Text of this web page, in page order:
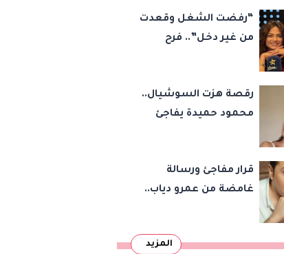
“رفضت الشغل وقعدت
من غير دخل”.. فرح
اختفائها
رقصة هزت السوشيال..
محمود حميدة يفاجئ
«حرب الفراولة»
قرار مفاجئ ورسالة
غامضة من عمرو دياب..
الموسيقيين
المزيد